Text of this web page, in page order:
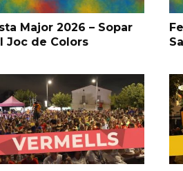
Major 2026 – Sopar
Joc de Colors